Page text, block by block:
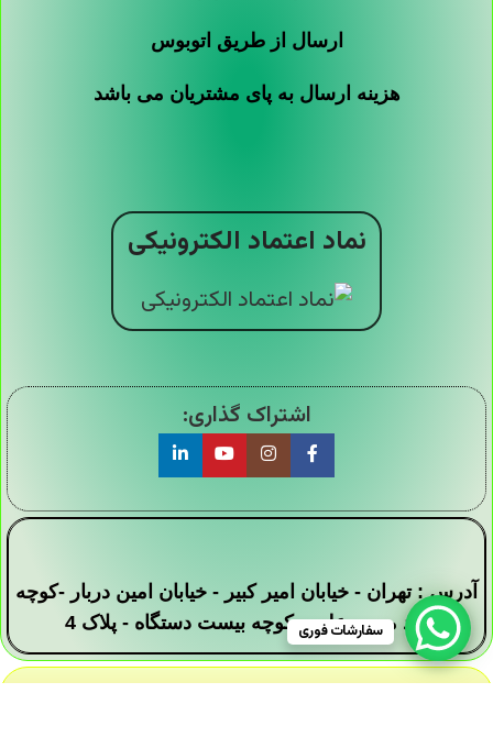
ارسال از طریق اتوبوس
هزینه ارسال به پای مشتریان می باشد
نماد اعتماد الکترونیکی
اشتراک گذاری:
آدرس : تهران - خیابان امیر کبیر - خیابان امین دربار -کوچه
سید محمد علی - کوچه بیست دستگاه - پلاک 4
سفارشات فوری